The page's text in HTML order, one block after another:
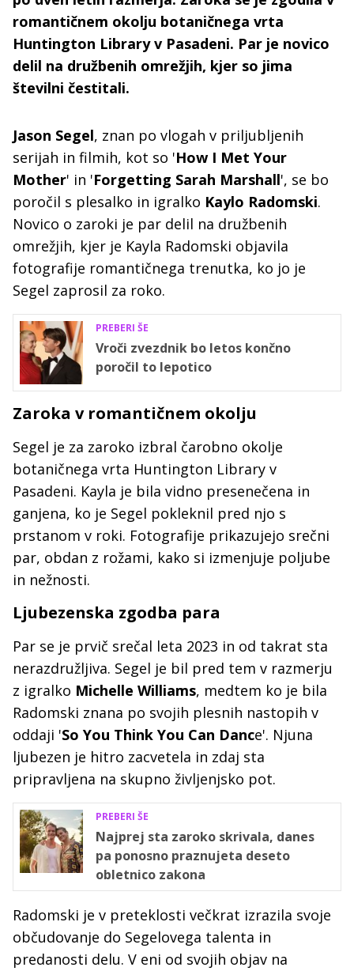
romantičnem okolju botaničnega vrta
Huntington Library v Pasadeni. Par je novico
delil na družbenih omrežjih, kjer so jima
številni čestitali.
Jason Segel, znan po vlogah v priljubljenih
serijah in filmih, kot so 'How I Met Your
Mother' in 'Forgetting Sarah Marshall', se bo
poročil s plesalko in igralko Kaylo Radomski.
Novico o zaroki je par delil na družbenih
omrežjih, kjer je Kayla Radomski objavila
fotografije romantičnega trenutka, ko jo je
Segel zaprosil za roko.
PREBERI ŠE
Vroči zvezdnik bo letos končno
poročil to lepotico
Zaroka v romantičnem okolju
Segel je za zaroko izbral čarobno okolje
botaničnega vrta Huntington Library v
Pasadeni. Kayla je bila vidno presenečena in
ganjena, ko je Segel pokleknil pred njo s
prstanom v roki. Fotografije prikazujejo srečni
par, obdan z rožami, kako si izmenjuje poljube
in nežnosti.
Ljubezenska zgodba para
Par se je prvič srečal leta 2023 in od takrat sta
nerazdružljiva. Segel je bil pred tem v razmerju
z igralko Michelle Williams, medtem ko je bila
Radomski znana po svojih plesnih nastopih v
oddaji 'So You Think You Can Dance'. Njuna
ljubezen je hitro zacvetela in zdaj sta
pripravljena na skupno življenjsko pot.
PREBERI ŠE
Najprej sta zaroko skrivala, danes
pa ponosno praznujeta deseto
obletnico zakona
Radomski je v preteklosti večkrat izrazila svoje
občudovanje do Segelovega talenta in
predanosti delu. V eni od svojih objav na